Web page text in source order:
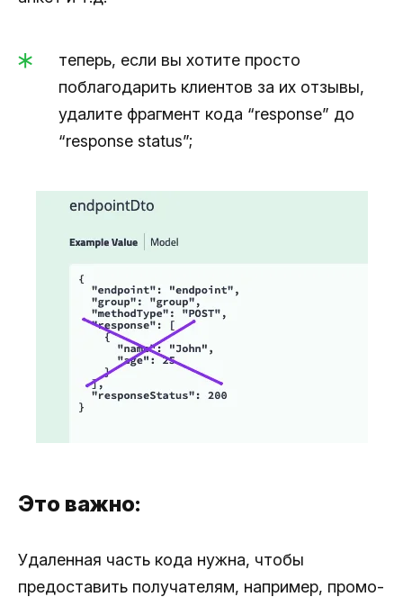
теперь, если вы хотите просто
поблагодарить клиентов за их отзывы,
удалите фрагмент кода “response” до
“response status”;
Это важно:
Удаленная часть кода нужна, чтобы
предоставить получателям, например, промо-